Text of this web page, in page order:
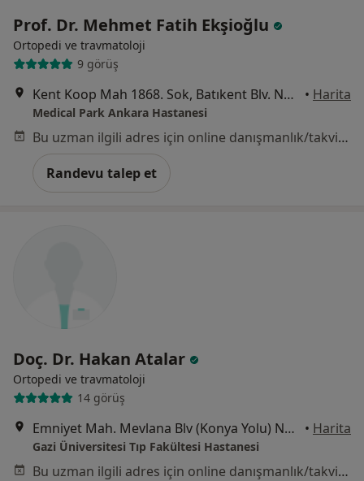
Prof. Dr. Mehmet Fatih Ekşioğlu
Ortopedi ve travmatoloji
9 görüş
Kent Koop Mah 1868. Sok, Batıkent Blv. No:15, Yenimahalle, Ankara • Harita
Medical Park Ankara Hastanesi
Bu uzman ilgili adres için online danışmanlık/takvim sunmuyor.
Randevu talep et
Doç. Dr. Hakan Atalar
Ortopedi ve travmatoloji
14 görüş
Emniyet Mah. Mevlana Blv (Konya Yolu) No:29, Çankaya • Harita
Gazi Üniversitesi Tıp Fakültesi Hastanesi
Bu uzman ilgili adres için online danışmanlık/takvim sunmuyor.